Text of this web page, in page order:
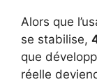
Alors que
se stabilise,
que
réelle